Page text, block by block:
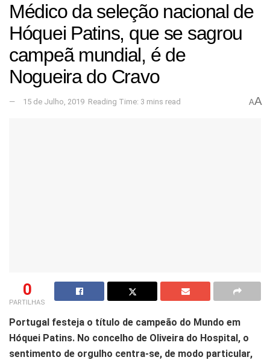
Médico da seleção nacional de
Hóquei Patins, que se sagrou
campeã mundial, é de
Nogueira do Cravo
15 de Julho, 2019 Reading Time: 3 mins read AA
0
PARTILHAS
Portugal festeja o título de campeão do Mundo em
Hóquei Patins. No concelho de Oliveira do Hospital, o
sentimento de orgulho centra-se, de modo particular,